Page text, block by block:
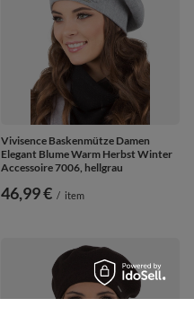
Vivisence Baskenmütze Damen
Elegant Blume Warm Herbst Winter
Accessoire 7006, hellgrau
46,99 € / item